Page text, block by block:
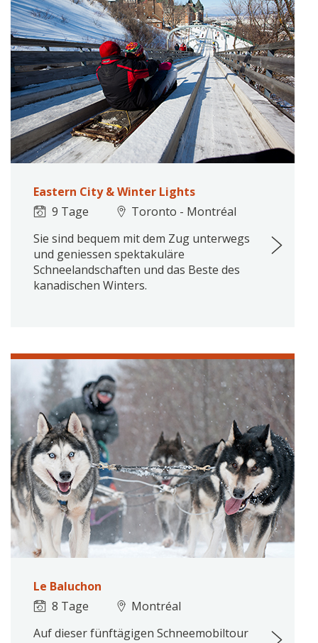
Eastern City & Winter Lights
9 Tage
Toronto - Montréal
Sie sind bequem mit dem Zug unterwegs
und geniessen spektakuläre
Schneelandschaften und das Beste des
kanadischen Winters.
Le Baluchon
8 Tage
Montréal
Auf dieser fünftägigen Schneemobiltour